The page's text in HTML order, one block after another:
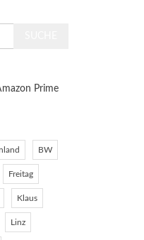
Prime
BW
Freitag
Klaus
Linz